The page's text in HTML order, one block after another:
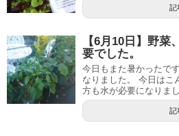
記
【6月10日】野
要でした。
今日もまた暑かったで
なりました。 今日はこ
方も水が必要になりま
記